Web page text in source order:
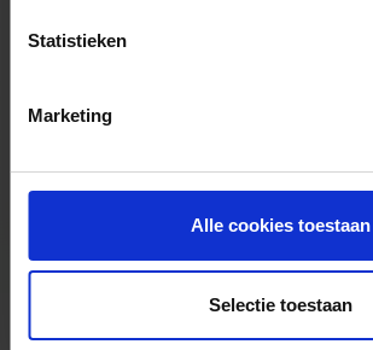
Statistieken
Marketing
Alle cookies toestaan
Selectie toestaan
cadeaukaart in delen uitgeven.